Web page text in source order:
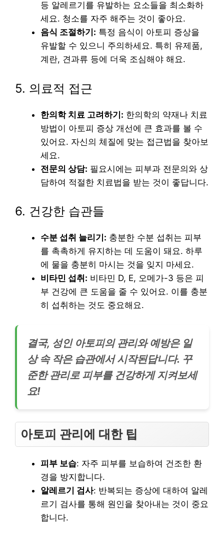
등 알레르기를 유발하는 요소들을 최소화하
세요. 청소를 자주 해주는 것이 좋아요.
음식 조절하기: 특정 음식이 아토피 증상을
유발할 수 있으니 주의하세요. 특히 유제품,
계란, 견과류 등에 더욱 조심해야 해요.
5. 의료적 접근
한의학 치료 고려하기: 한의학의 약재나 치료
방법이 아토피 증상 개선에 큰 효과를 볼 수
있어요. 자신의 체질에 맞는 접근법을 찾아보
세요.
전문의 상담: 필요시에는 피부과 전문의와 상
담하여 적절한 치료법을 받는 것이 좋답니다.
6. 건강한 습관들
수분 섭취 늘리기: 충분한 수분 섭취는 피부
를 촉촉하게 유지하는 데 도움이 돼요. 하루
에 물을 충분히 마시는 것을 잊지 마세요.
비타민 섭취: 비타민 D, E, 오메가-3 등은 피
부 건강에 큰 도움을 줄 수 있어요. 이를 충분
히 섭취하는 것도 중요해요.
결국, 성인 아토피의 관리와 예방은 일
상 속 작은 습관에서 시작된답니다. 꾸
준한 관리로 피부를 건강하게 지켜보세
요!
아토피 관리에 대한 팁
피부 보습: 자주 피부를 보습하여 건조한 환
경을 방지합니다.
알레르기 검사: 반복되는 증상에 대하여 알레
르기 검사를 통해 원인을 찾아내는 것이 중요
합니다.